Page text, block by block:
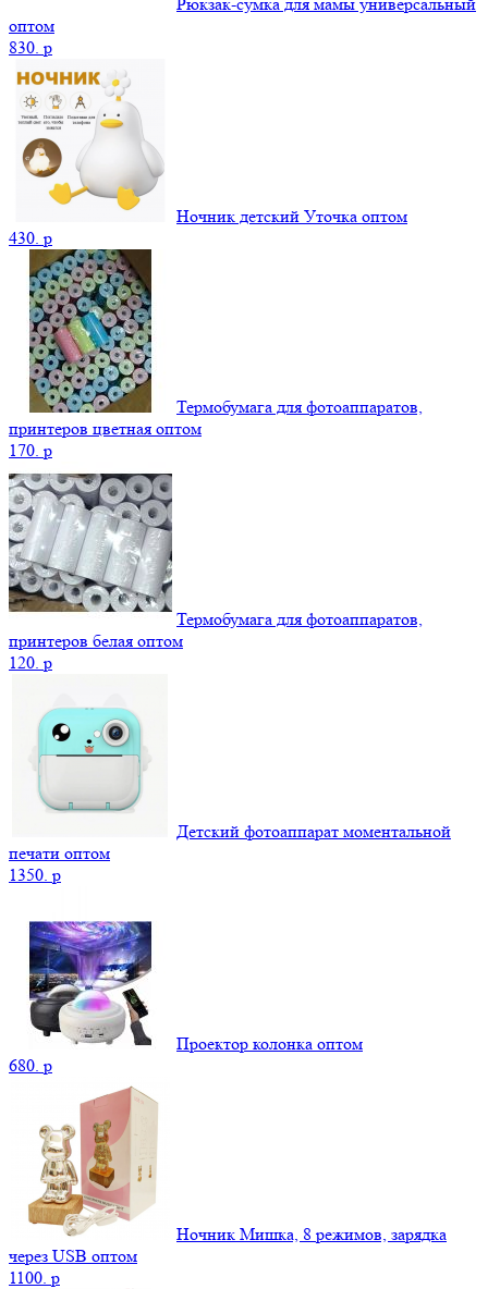
оптом
830. p
Ночник детский Уточка оптом
430. p
Термобумага для фотоаппаратов,
принтеров цветная оптом
170. p
Термобумага для фотоаппаратов,
принтеров белая оптом
120. p
Детский фотоаппарат моментальной
печати оптом
1350. p
Проектор колонка оптом
680. p
Ночник Мишка, 8 режимов, зарядка
через USB оптом
1100. p